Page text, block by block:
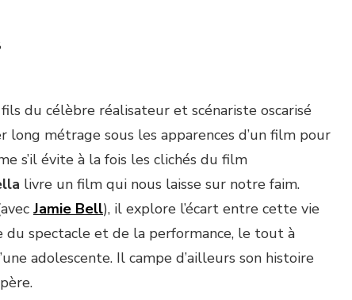
fils du célèbre réalisateur et scénariste oscarisé
long métrage sous les apparences d’un film pour
s’il évite à la fois les clichés du film
livre un film qui nous laisse sur notre faim.
Jamie Bell), il explore l’écart entre cette vie
du spectacle et de la performance, le tout à
adolescente. Il campe d’ailleurs son histoire